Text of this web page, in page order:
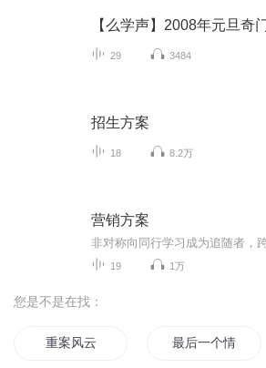
【么学声】2008年元旦奇
29 3484
招生方案
18 8.2万
营销方案
19 1万
您是不是在找：
重案风云 最后一个情人节